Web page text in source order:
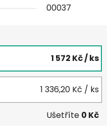
00037
1 572 Kč/ ks
1 336,20 Kč / ks
Ušetříte 0 Kč